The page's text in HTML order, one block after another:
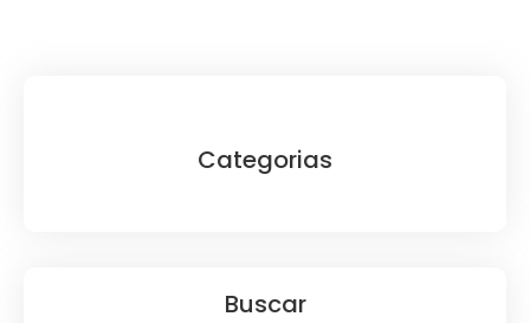
Categorias
Buscar